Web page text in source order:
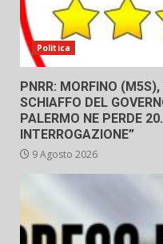
Politica
PNRR: MORFINO
SCHIAFFO DEL
PALERMO NE PERDE
INTERROGAZIONE”
9 Agosto 2026